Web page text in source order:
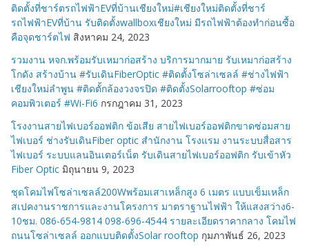
ติดตั้งที่ชาร์ตรถไฟฟ้าEVที่บ้านเชียงใหม่#เชียงใหม่ติดตั้งที่ชาร์
รถไฟฟ้าEVที่บ้าน รับติดตั้งwallboxเชียงใหม่ มีรถไฟฟ้าต้องทำก่อนซื้อ
คือจุดชาร์ตไฟ สิงหาคม 24, 2023
รวมงาน หจก.พร้อมรับเหมาก่อสร้าง บริการมากมาย รับเหมาก่อสร้าง
โกดัง สร้างบ้าน #รับเดินFiberOptic #ติดตั้งโซล่าเซลล์ #ช่างไฟฟ้า
เชียงใหม่ลำพูน #ติดตั้กล้องวงจรปิด #ติดตั้งSolarrooftop #ซ่อม
คอมพิวเตอร์ #Wi-Fi6 กรกฎาคม 31, 2023
โรงงานสายไฟเบอร์ออฟติก ข้อเสีย สายไฟเบอร์ออฟติกขาดซ่อมสาย
ไฟเบอร์ ช่างรับเดินFiber optic สำนักงาน โรงแรม งานระบบสื่อสาร
ไฟเบอร์ ระบบแลนอินเตอร์เน็ต รับเดินสายไฟเบอร์ออฟติก รับเข้าหัว
Fiber Optic มิถุนายน 9, 2023
ชุดโคมไฟโซล่าเซลล์200Wพร้อมเสาเหล็กสูง 6 เมตร แบบเข็มเหล็ก
สเปคงานราชการและงานโครงการ มาตราฐานไฟฟ้า ให้แสงสว่าง6-
10ชม. 086-654-9814 098-696-4544 รายละเอียดราคากลาง โคมไฟ
ถนนโซล่าเซลล์ ออกแบบติดตั้งSolar rooftop กุมภาพันธ์ 26, 2023